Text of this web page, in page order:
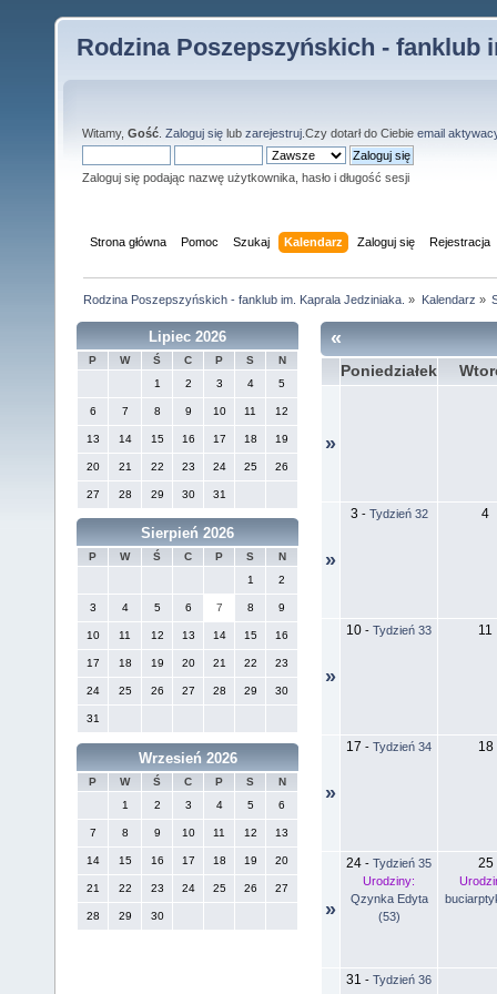
Rodzina Poszepszyńskich - fanklub
Witamy, Gość Zaloguj się lub zarejestruj .Czy dotarł do Ciebie email
Zaloguj się podając nazwę użytkownika, hasło i długość sesji
Strona główna Pomoc Szukaj Kalendarz Zaloguj się Rejestracja
Rodzina Poszepszyńskich - fanklub im. Kaprala Jedziniaka. » Kalendarz »
Lipiec 2026
P W Ś C P S
N
1
2 3 4 5
6 7 8 9 10 11 12
13 14 15 16 17 18 19
20 21 22 23 24 25 26
27 28 29 30 31
Sierpień 2026
P W Ś C P S
N
1
2
3 4 5 6 7 8 9
10 11 12 13 14 15 16
17 18 19 20 21 22 23
24 25 26 27 28 29 30
31
Wrzesień 2026
P W Ś C P S
N
1
2 3 4 5 6
7 8 9 10 11 12 13
14 15 16 17 18 19 20
21 22 23 24 25 26 27
28 29 30
«
Poniedziałek
»
»
3 - Tydzień 32 4
»
10 - Tydzień 33 11
»
17 - Tydzień 34 18
»
24 - Tydzień 35
Urodziny:
Qzynka Edyta
(53)
25
31 - Tydzień 36